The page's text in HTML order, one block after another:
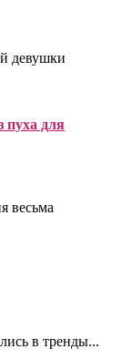
девушки
пуха для
весьма
в тренды...